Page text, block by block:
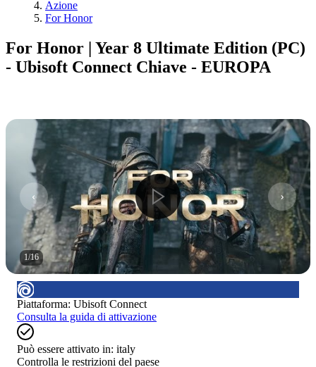
Azione
For Honor
For Honor | Year 8 Ultimate Edition (PC)
- Ubisoft Connect Chiave - EUROPA
1/16
Piattaforma: Ubisoft Connect
Consulta la guida di attivazione
Può essere attivato in: italy
Controlla le restrizioni del paese